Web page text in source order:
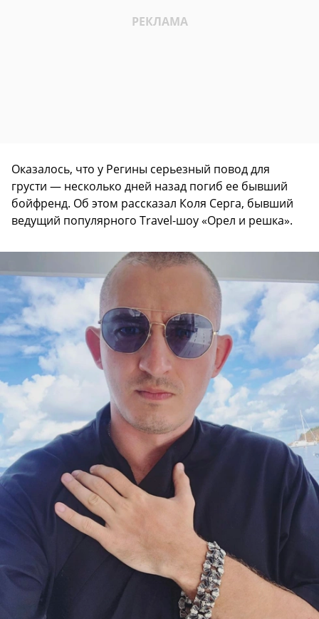
Оказалось, что у Регины серьезный повод для
грусти — несколько дней назад погиб ее бывший
бойфренд. Об этом рассказал Коля Серга, бывший
ведущий популярного Travel-шоу «Орел и решка».